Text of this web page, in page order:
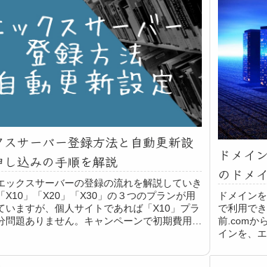
スサーバー登録方法と自動更新設
し込みの手順を解説
ックスサーバーの登録の流れを解説していき
X10」「X20」「X30」の３つのプランが用
いますが、個人サイトであれば「X10」プラ
問題ありません。キャンペーンで初期費用が
ドメイ
のドメ
ドメイン
で利用で
前.comか
インを、
201...